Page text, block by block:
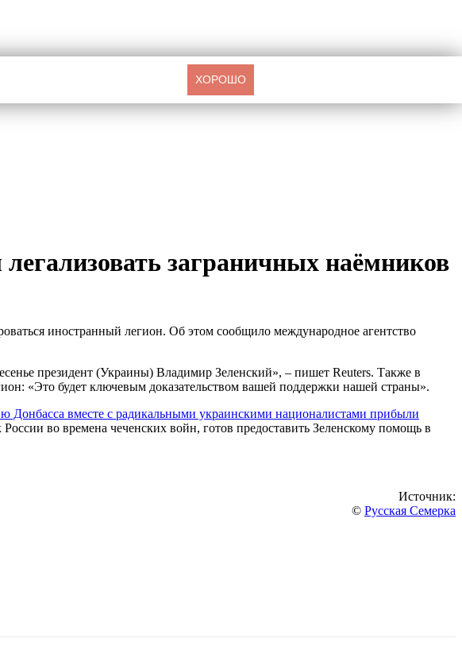
заграничных наёмников
иностранный легион. Об этом сообщило международное агентство
президент (Украины) Владимир Зеленский», – пишет Reuters. Также в
«Это будет ключевым доказательством вашей поддержки нашей страны».
Донбасса вместе с радикальными украинскими националистами прибыли
во времена чеченских войн, готов предоставить Зеленскому помощь в
Источник:
© Русская Семерка
ХОРОШО